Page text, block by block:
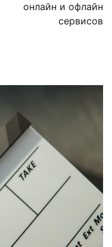
онлайн и офлайн
сервисов